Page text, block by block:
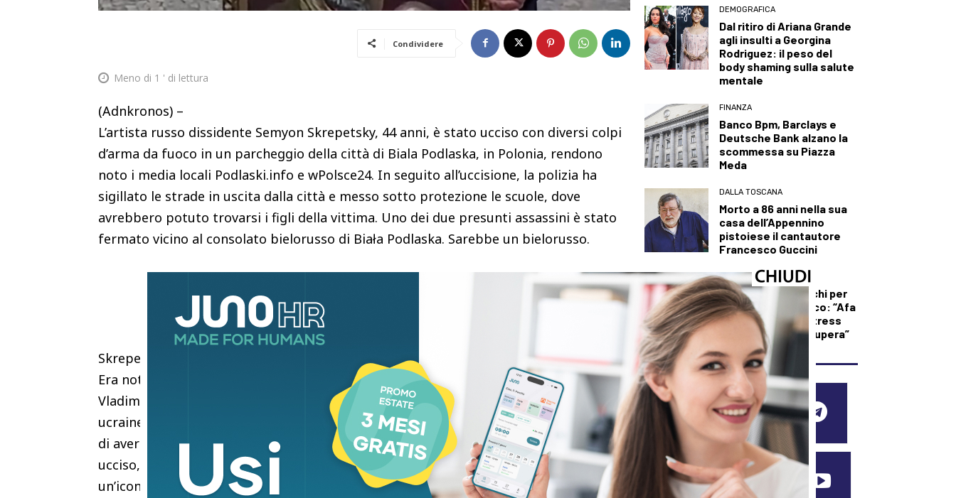
Condividere
Meno di 1 ' di lettura
(Adnkronos) –
L’artista russo dissidente Semyon Skrepetsky, 44 anni, è stato ucciso con diversi colpi
d’arma da fuoco in un parcheggio della città di Biala Podlaska, in Polonia, rendono
noto i media locali Podlaski.info e wPolsce24. In seguito all’uccisione, la polizia ha
sigillato le strade in uscita dalla città e messo sotto protezione le scuole, dove
avrebbero potuto trovarsi i figli della vittima. Uno dei due presunti assassini è stato
fermato vicino al consolato bielorusso di Biała Podlaska. Sarebbe un bielorusso.
Skrepetsky, il cui vero nome era Robert Kuzovkov, era originario della regione di Altai.
Era noto in Russia per le caricature che effettuava dei politici del suo Paese, inclusi
Vladimir Putin, di Ramzan Kadyrov. Ma era anche critico nei confronti delle autorità
ucraine, tanto che Kiev lo aveva incluso nel database Myrotvorest, con i nomi accusati
di aver commesso crimini contro la sicurezza ucraina. Tre giorni prima di essere
ucciso, a Berlino, era sceso in piazza da solo con una caricatura disegnata come
un’icona di Stalin e Putin. Viveva in Polonia dal 2021.
DEMOGRAFICA
Dal ritiro di Ariana Grande
agli insulti a Georgina
Rodriguez: il peso del
body shaming sulla salute
mentale
FINANZA
Banco Bpm, Barclays e
Deutsche Bank alzano la
scommessa su Piazza
Meda
DALLA TOSCANA
Morto a 86 anni nella sua
casa dell’Appennino
pistoiese il cantautore
Francesco Guccini
SALUTE E BENESSERE
Caldo record e rischi per
la salute, Pregliasco: “Afa
senza tregua, lo stress
termico non si recupera”
SEGUICI SUI SOCIAL